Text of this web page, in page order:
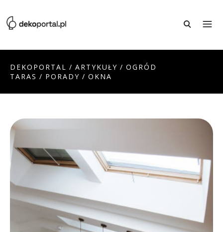
DEKOPORTAL / ARTYKUŁY / OGRÓD
TARAS / PORADY / OKNA